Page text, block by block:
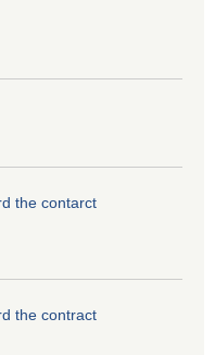
the contarct
the contract